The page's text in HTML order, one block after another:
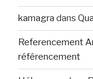
kamagra dans
Referencement
référencement